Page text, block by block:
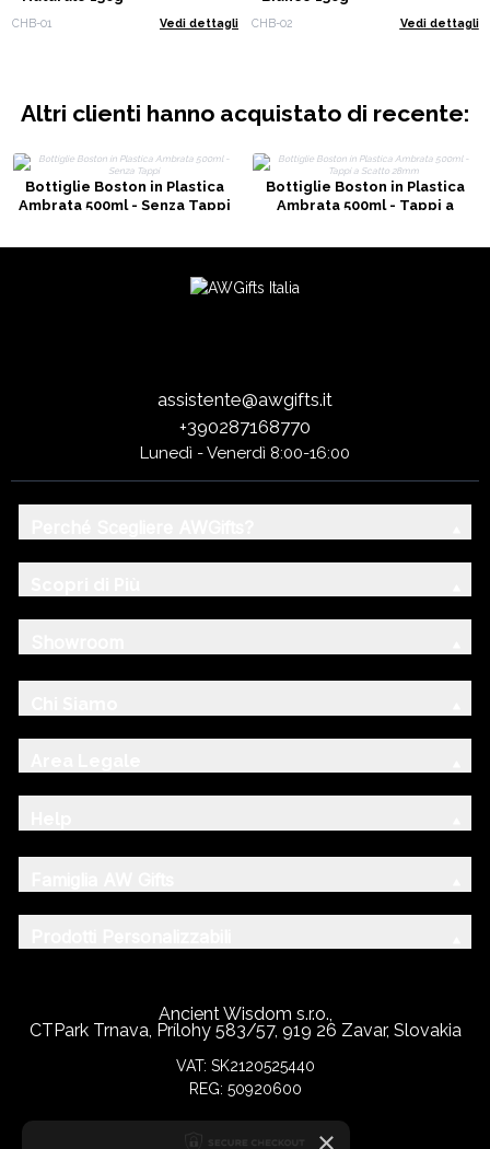
CHB-01 Vedi dettagli CHB-02 Vedi dettagli
Altri clienti hanno acquistato di recente:
Bottiglie Boston in Plastica
Ambrata 500ml - Senza Tappi
Bottiglie Boston in Plastica
Ambrata 500ml - Tappi a
assistente@awgifts.it
+390287168770
Lunedì - Venerdì 8:00-16:00
Ancient Wisdom s.r.o.,
CTPark Trnava, Prílohy 583/57, 919 26 Zavar, Slovakia
VAT: SK2120525440
REG: 50920600